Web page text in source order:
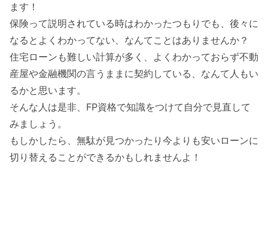
ます！
保険って説明されている時はわかったつもりでも、後々に
なるとよくわかってない、なんてことはありませんか？
住宅ローンも難しい計算が多く、よくわかっておらず不動
産屋や金融機関の言うままに契約している、なんて人もい
るかと思います。
そんな人は是非、FP資格で知識をつけて自分で見直して
みましょう。
もしかしたら、無駄が見つかったり今よりも安いローンに
切り替えることができるかもしれませんよ！